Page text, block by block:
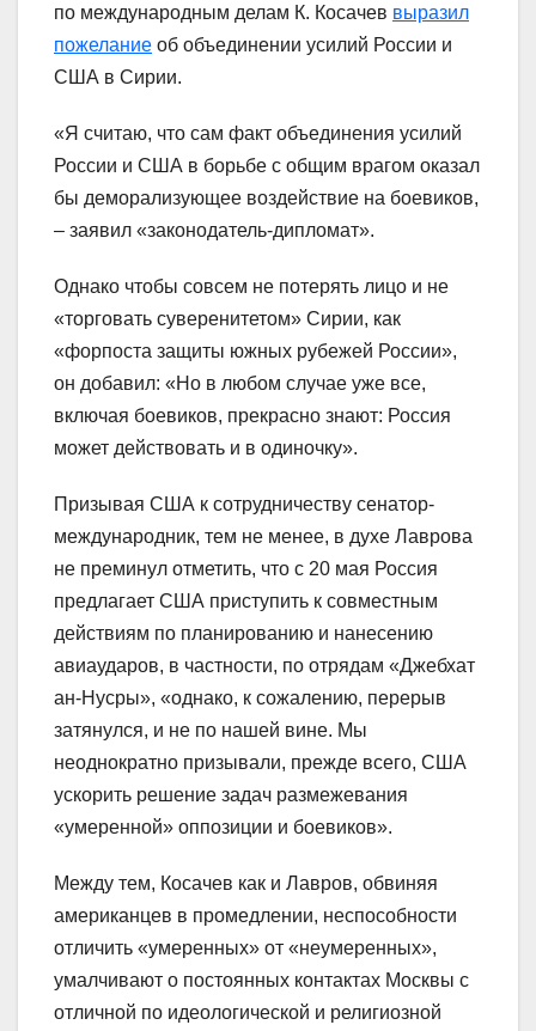
по международным делам К. Косачев выразил
пожелание об объединении усилий России и
США в Сирии.
«Я считаю, что сам факт объединения усилий
России и США в борьбе с общим врагом оказал
бы деморализующее воздействие на боевиков,
– заявил «законодатель-дипломат».
Однако чтобы совсем не потерять лицо и не
«торговать суверенитетом» Сирии, как
«форпоста защиты южных рубежей России»,
он добавил: «Но в любом случае уже все,
включая боевиков, прекрасно знают: Россия
может действовать и в одиночку».
Призывая США к сотрудничеству сенатор-
международник, тем не менее, в духе Лаврова
не преминул отметить, что с 20 мая Россия
предлагает США приступить к совместным
действиям по планированию и нанесению
авиаударов, в частности, по отрядам «Джебхат
ан-Нусры», «однако, к сожалению, перерыв
затянулся, и не по нашей вине. Мы
неоднократно призывали, прежде всего, США
ускорить решение задач размежевания
«умеренной» оппозиции и боевиков».
Между тем, Косачев как и Лавров, обвиняя
американцев в промедлении, неспособности
отличить «умеренных» от «неумеренных»,
умалчивают о постоянных контактах Москвы с
отличной по идеологической и религиозной